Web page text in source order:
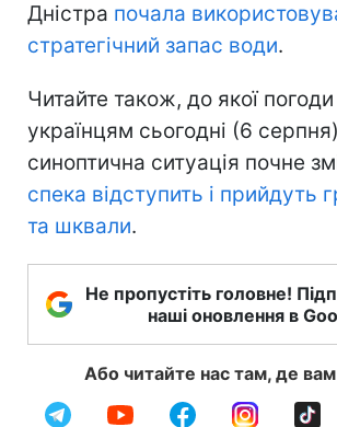
Дністра почала
стратегічний запас води.
Читайте також, до якої
українцям сьогодні (6
синоптична ситуація почне
спека відступить і прийдуть
та шквали.
Не пропустіть головне!
наші оновлення в
Або читайте нас там, де